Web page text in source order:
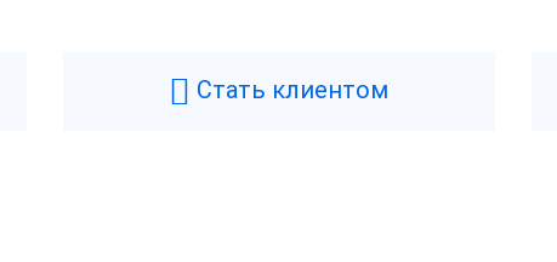
Стать клиентом